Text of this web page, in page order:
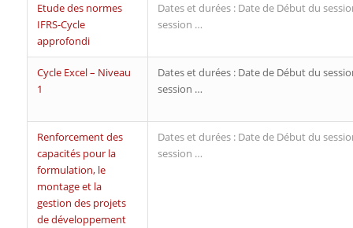
Etude des normes
IFRS-Cycle
approfondi
Dates et durées : Date de Début du
session …
Cycle Excel – Niveau
1
Dates et durées : Date de Début du
session …
Renforcement des
capacités pour la
formulation, le
montage et la
gestion des projets
de développement
Dates et durées : Date de Début du
session …